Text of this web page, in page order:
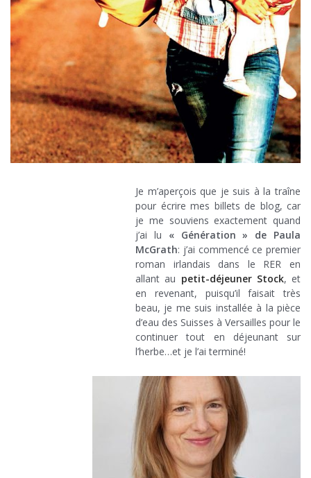
Je m’aperçois que je suis à la traîne
pour écrire mes billets de blog, car
je me souviens exactement quand
j’ai lu « Génération » de Paula
McGrath: j’ai commencé ce premier
roman irlandais dans le RER en
allant au petit-déjeuner Stock, et
en revenant, puisqu’il faisait très
beau, je me suis installée à la pièce
d’eau des Suisses à Versailles pour le
continuer tout en déjeunant sur
l’herbe…et je l’ai terminé!